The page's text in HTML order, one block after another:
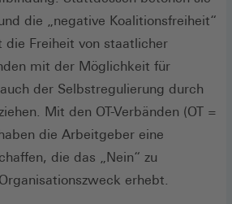
die „negative Koalitionsfreiheit“
die Freiheit von staatlicher
mit der Möglichkeit für
der Selbstregulierung durch
Mit den OT-Verbänden (OT =
die Arbeitgeber eine
die das „Nein“ zu
erhebt.